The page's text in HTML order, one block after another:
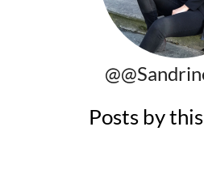
Posts by